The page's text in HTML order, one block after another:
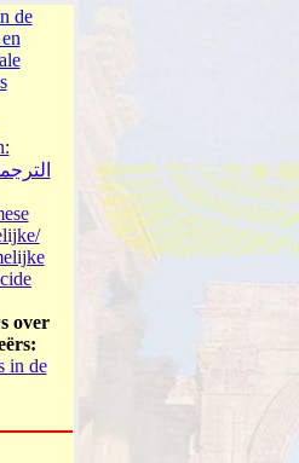
de
over
in de